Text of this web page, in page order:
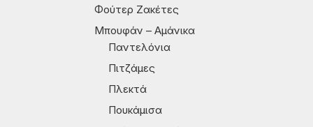
Φούτερ Ζακέτες
Μπουφάν – Αμάνικα
Παντελόνια
Πιτζάμες
Πλεκτά
Πουκάμισα